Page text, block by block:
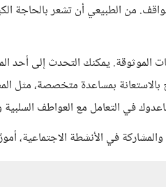
من الطبيعي أن تشعر بالحاجة
يمكنك التحدث إلى أحد
بمساعدة متخصصة، مثل
في التعامل مع العواطف
في الأنشطة الاجتماعية،